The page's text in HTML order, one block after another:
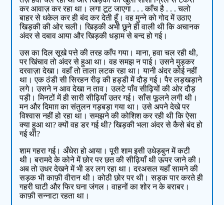
कर आवाज़ कर रहा था। लगा टूट जाएगा . . . काँच है . . . चलो
बाहर से धकेल कर ही बंद कर देती हूँ। वह मुन्ने को गोद में उठाए
खिड़की की ओर चली। खिड़की अभी छूने ही वाली थी कि अचानक
अंदर से दबाव आया और खिड़की धड़ाम से बन्द हो गई।
उस का दिल सूखे पत्ते की तरह काँप गया। माना, हवा चल रही थी,
पर खिंचाव तो अंदर से हुआ था। वह समझ न पाई। उसने मुड़कर
दरवाज़ा देखा। वहाँ तो ताला लटक रहा था। यानी अंदर कोई नहीं
था। एक ठंडी सी सिरहन रीढ़ की हड्डी में दौड़ गई। पैर लड़खड़ाने
लगे। उसने न आव देखा न ताव। उलटे पाँव सीढ़ियों की ओर दौड़
पड़ी। मिनटों में ही सारी सीढ़ियाँ उतर गई। साँस फूलने लगी थी।
मन और दिमाग़ का संतुलन गड़बड़ा गया था। उसे अपने देखे पर
विश्वास नहीं हो रहा था। समझने की कोशिश कर रही थी कि ऐसा
क्या हुआ था? क्यों वह डर गई थी? खिड़की भला अंदर से कैसे बंद हो
गई थी?
शाम गहरा गई। अँधेरा हो आया। पूरी शाम इसी उधेड़बुन में कटी
थी। बरामदे के कोने में छोर पर छत की सीढ़ियाँ थी ऊपर जाने की।
अब तो उधर देखने में भी डर लग रहा था। दरअसल यहाँ सामने की
सड़क भी काफ़ी वीरान थी। कोठी छोर पर थी। सड़क पार करते ही
गहरी घाटी और फिर घना जंगल। वाहनों का शोर न के बराबर।
काफ़ी सन्नाटा रहता था।